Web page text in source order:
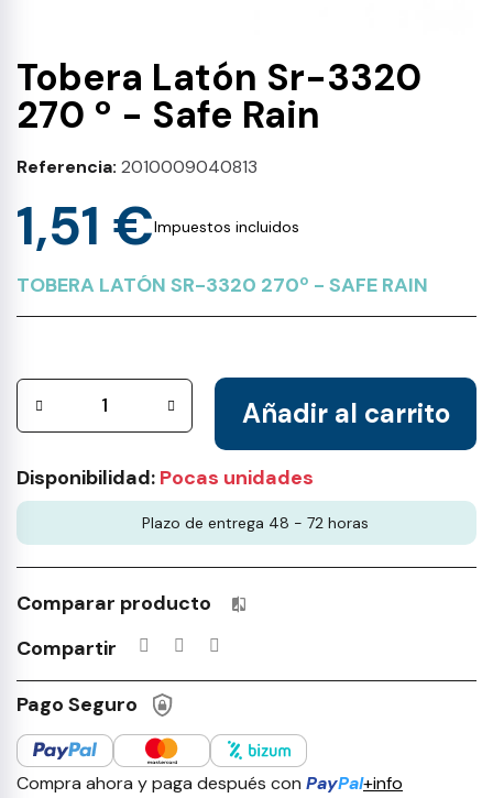
Tobera Latón Sr-3320
270 º - Safe Rain
Referencia 2010009040813
1,51 €Impuestos incluidos
TOBERA LATÓN SR-3320 270º - SAFE RAIN
Añadir al carrito
Disponibilidad: Pocas unidades
Plazo de entrega 48 - 72 horas
Comparar producto Productos incluidos en tu lista
Compartir
Pago Seguro
Compra ahora y paga después con PayPal+info